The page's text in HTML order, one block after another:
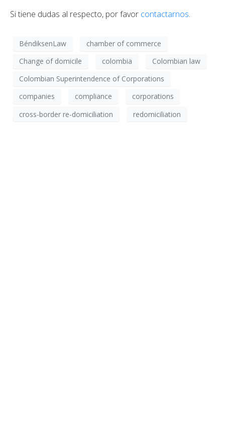
Si tiene dudas al respecto, por favor contactarnos.
BéndiksenLaw
chamber of commerce
Change of domicile
colombia
Colombian law
Colombian Superintendence of Corporations
companies
compliance
corporations
cross-border re-domiciliation
redomiciliation